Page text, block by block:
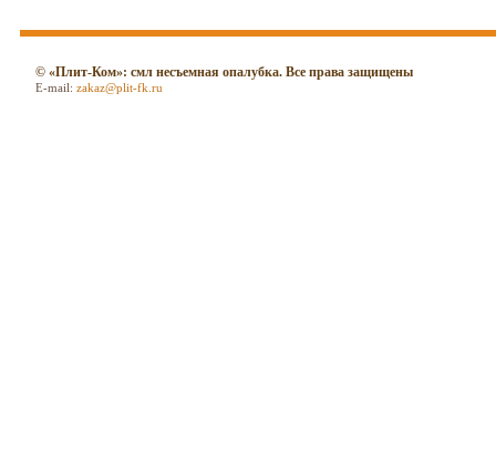
© «Плит-Ком»: смл несъемная опалубка. Все права защищены
E-mail: zakaz@plit-fk.ru